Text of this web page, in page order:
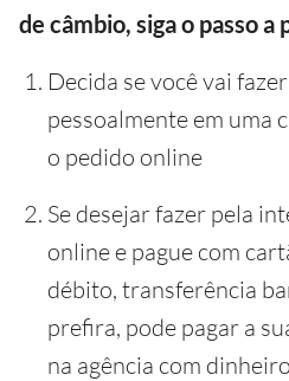
de câmbio, siga o passo a
Decida se você vai
pessoalmente em uma
o pedido online
Se desejar fazer pela
online e pague com
débito, transferência
prefira, pode pagar a
na agência com